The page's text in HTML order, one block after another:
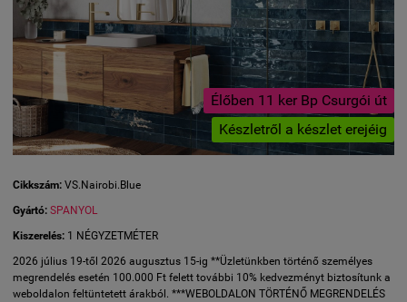
Élőben 11 ker Bp Csurgói út
Készletről a készlet erejéig
Cikkszám: VS.Nairobi.Blue
Gyártó: SPANYOL
Kiszerelés: 1 NÉGYZETMÉTER
2026 július 19-től 2026 augusztus 15-ig **Üzletünkben történő személyes
megrendelés esetén 100.000 Ft felett további 10% kedvezményt biztosítunk a
weboldalon feltüntetett árakból. ***WEBOLDALON TÖRTÉNŐ MEGRENDELÉS